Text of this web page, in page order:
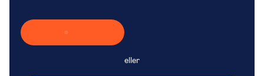
Laster inn Vipps …
eller